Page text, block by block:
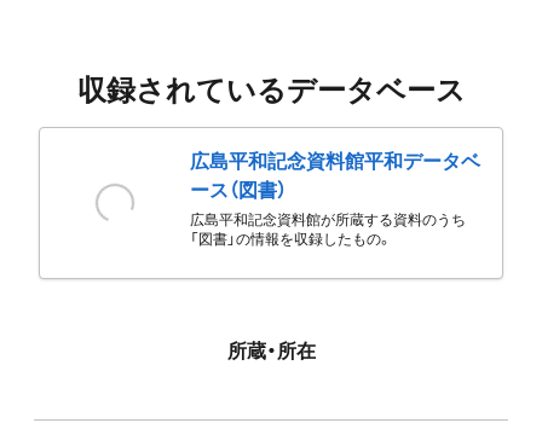
収録されているデータベース
広島平和記念資料館平和データベ
ース（図書）
広島平和記念資料館が所蔵する資料のうち
「図書」の情報を収録したもの。
所蔵・所在